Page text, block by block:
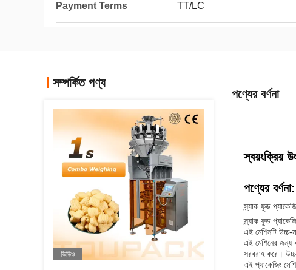
Payment Terms TT/LC
সম্পর্কিত পণ্য
ভিডিও
পণ্যের বর্ণনা
স্বয়ংক্রিয়
পণ্যের বর্ণনা:
স্ন্যাক ফুড
স্ন্যাক ফুড
এই মেশিনটি উচ্চ-
এই মেশিনের জন্য
সরবরাহ করে।
এই প্যাকেজিং